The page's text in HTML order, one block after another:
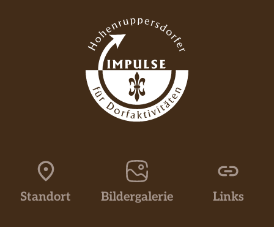
Standort Bildergalerie Links